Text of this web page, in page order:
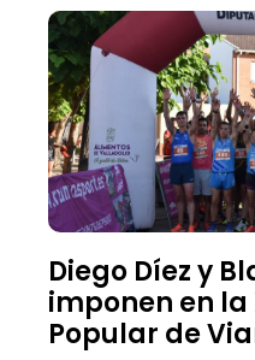
Diego Díez y
imponen en la
Popular de